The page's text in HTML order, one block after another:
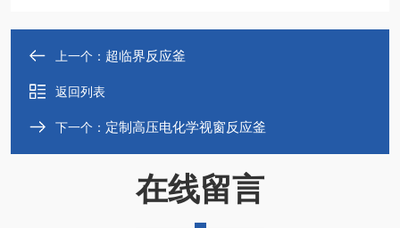
上一个： 超临界反应釜
返回列表
下一个： 定制高压电化学视窗反应釜
在线留言